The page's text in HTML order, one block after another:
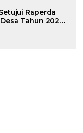
Raperda
Tahun 2026